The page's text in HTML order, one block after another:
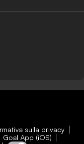
sulla privacy
Goal App (iOS)